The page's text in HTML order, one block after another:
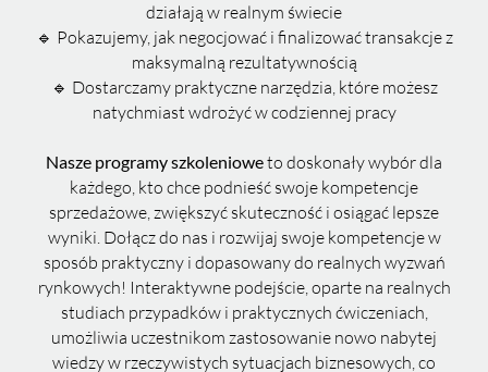
działają w realnym świecie
🔹 Pokazujemy, jak negocjować i finalizować transakcje z
maksymalną rezultatywnością
🔹 Dostarczamy praktyczne narzędzia, które możesz
natychmiast wdrożyć w codziennej pracy
Nasze programy szkolenioweto doskonały wybór dla
każdego, kto chce podnieść swoje kompetencje
sprzedażowe, zwiększyć skuteczność i osiągać lepsze
wyniki. Dołącz do nas i rozwijaj swoje kompetencje w
sposób praktyczny i dopasowany do realnych wyzwań
rynkowych! Interaktywne podejście, oparte na realnych
studiach przypadków i praktycznych ćwiczeniach,
umożliwia uczestnikom zastosowanie nowo nabytej
wiedzy w rzeczywistych sytuacjach biznesowych, co